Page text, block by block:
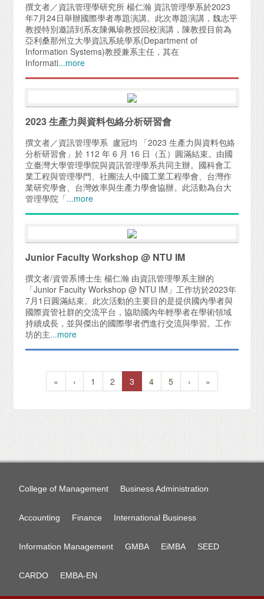
撰文者／資訊管理學研究所 楊仁瀚 資訊管理學系於2023
年7月24日舉辦國際學者專題演講。此次專題演講，魏志平
教授特別邀請到系友陳佩瑜教授回校演講，陳教授目前為
亞利桑那州立大學資訊系統學系(Department of
Information Systems)教授兼系主任，其在
Informati...more
2023 生產力與資料包絡分析研習會
撰文者／資訊管理學系 盧冠均 「2023 生產力與資料包絡
分析研習會」於 112 年 6 月 16 日（五）圓滿結束。由國
立臺灣大學管理學院與資訊管理學系共同主辦。國科會工
業工程與管理學門、社團法人中國工業工程學會、台灣作
業研究學會、台灣效率與生產力學會協辦。此活動為台大
管理學院「...more
Junior Faculty Workshop @ NTU IM
撰文者/資管系博士生 楊仁瀚 由資訊管理學系主辦的
「Junior Faculty Workshop @ NTU IM」工作坊於2023年
7月1日圓滿結束。此次活動的主要目的是提供國內學者與
國際資管社群的交流平台，協助國內年輕學者在學術領域
持續成長，並與傑出的國際學者們進行交流與學習。工作
坊的主...more
« ‹ 1 2 3 4 5 › »
College of Management Business Administration
Accounting Finance International Business
Information Management GMBA EiMBA SEED
CARDO EMBA-EN